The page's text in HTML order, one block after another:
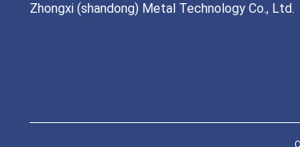
Zhongxi (shandong) Metal Technology Co., Ltd.